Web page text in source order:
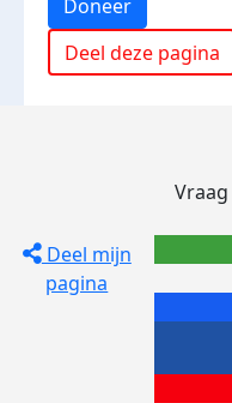
Doneer
Deel deze pagina
Deel mijn
pagina